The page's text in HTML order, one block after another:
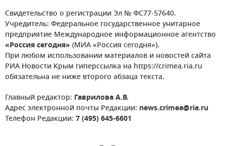
Свидетельство о регистрации Эл № ФС77-57640.
Учредитель: Федеральное государственное унитарное
предприятие Международное информационное агентство
«Россия сегодня» (МИА «Россия сегодня»).
При любом использовании материалов и новостей сайта
РИА Новости Крым гиперссылка на https://crimea.ria.ru
обязательна не ниже второго абзаца текста.
Главный редактор: Гаврилова А.В.
Адрес электронной почты Редакции: news.crimea@ria.ru
Телефон Редакции: 7 (495) 645-6601